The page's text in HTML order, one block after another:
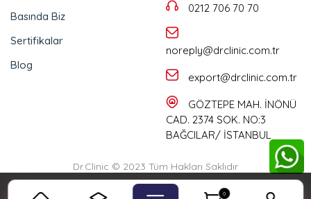
Basında Biz
Sertifikalar
Blog
0212 706 70 70
noreply@drclinic.com.tr
export@drclinic.com.tr
GÖZTEPE MAH. İNÖNÜ
CAD. 2374 SOK. NO:3
BAĞCILAR/ İSTANBUL
Dr.Clinic © 2023 Tüm Hakları Saklıdır
Çerez Politikası incelemek için tıklayınız
0